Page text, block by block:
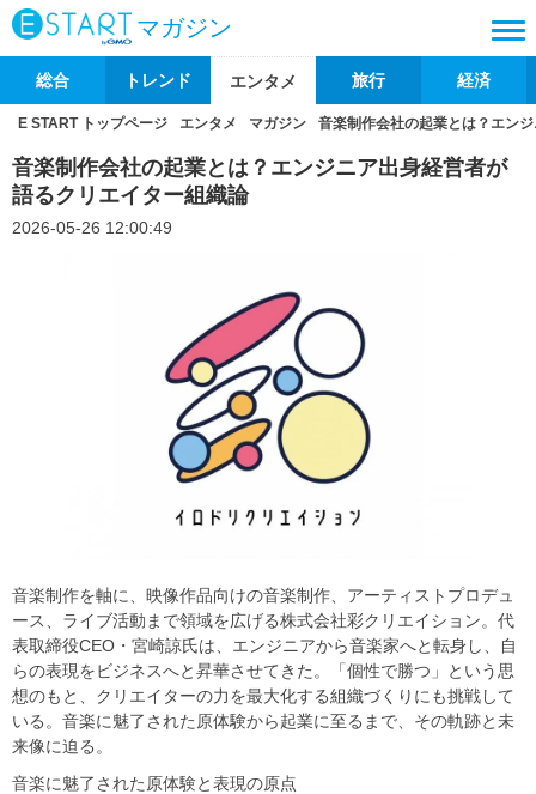
マガジン
総合 トレンド エンタメ 旅行 経済
E START トップページ エンタメ マガジン 音楽制作会社の起業とは？エン
音楽制作会社の起業とは？エンジニア出身経営者が
語るクリエイター組織論
2026-05-26 12:00:49
音楽制作を軸に、映像作品向けの音楽制作、アーティストプロデュ
ース、ライブ活動まで領域を広げる株式会社彩クリエイション。代
表取締役CEO・宮崎諒氏は、エンジニアから音楽家へと転身し、自
らの表現をビジネスへと昇華させてきた。「個性で勝つ」という思
想のもと、クリエイターの力を最大化する組織づくりにも挑戦して
いる。音楽に魅了された原体験から起業に至るまで、その軌跡と未
来像に迫る。
音楽に魅了された原体験と表現の原点